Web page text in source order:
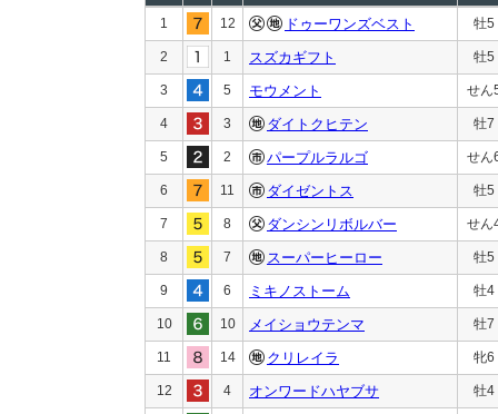
1 12 ドゥーワンズベスト 牡5
2 1 スズカギフト 牡5
3 5 モウメント せん
4 3 ダイトクヒテン 牡7
5 2 パープルラルゴ せん
6 11 ダイゼントス 牡5
7 8 ダンシンリボルバー せん
8 7 スーパーヒーロー 牡5
9 6 ミキノストーム 牡4
10 10 メイショウテンマ 牡7
11 14 クリレイラ 牝6
12 4 オンワードハヤブサ 牡4